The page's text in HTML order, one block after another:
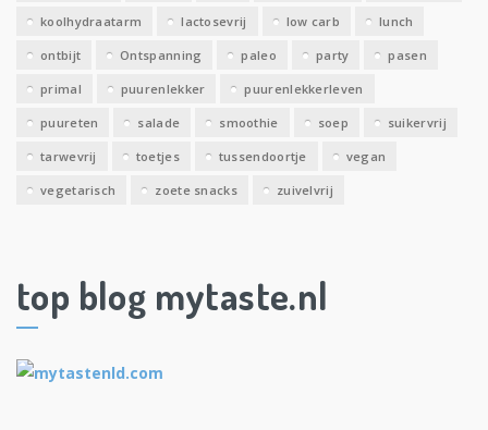
koolhydraatarm lactosevrij low carb lunch
ontbijt Ontspanning paleo party pasen
primal puurenlekker puurenlekkerleven
puureten salade smoothie soep suikervrij
tarwevrij toetjes tussendoortje vegan
vegetarisch zoete snacks zuivelvrij
top blog mytaste.nl